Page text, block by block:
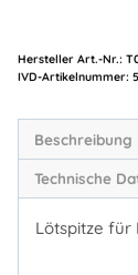
Hersteller Art.-Nr.:
Artikelnummer:
Beschreibung
Technische
Lötspitze für